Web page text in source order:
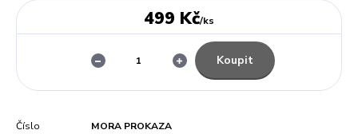
499 Kč/ks
Koupit
Číslo
MORA PROKAZA